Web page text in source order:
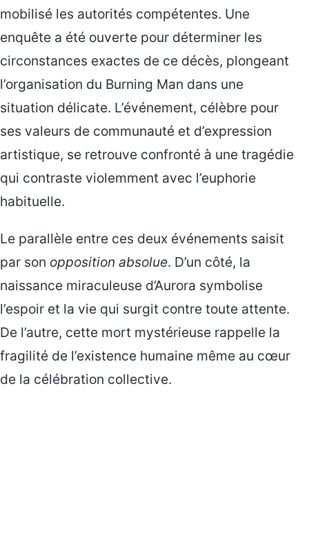
mobilisé les autorités compétentes. Une
enquête a été ouverte pour déterminer les
circonstances exactes de ce décès, plongeant
l’organisation du Burning Man dans une
situation délicate. L’événement, célèbre pour
ses valeurs de communauté et d’expression
artistique, se retrouve confronté à une tragédie
qui contraste violemment avec l’euphorie
habituelle.
Le parallèle entre ces deux événements saisit
par son opposition absolue. D’un côté, la
naissance miraculeuse d’Aurora symbolise
l’espoir et la vie qui surgit contre toute attente.
De l’autre, cette mort mystérieuse rappelle la
fragilité de l’existence humaine même au cœur
de la célébration collective.